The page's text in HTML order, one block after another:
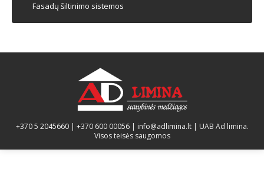
Fasadų šiltinimo sistemos
+370 5 2045660| +370 600 00056| info@adlimina.lt| UAB Ad limina.
Visos teisės saugomos